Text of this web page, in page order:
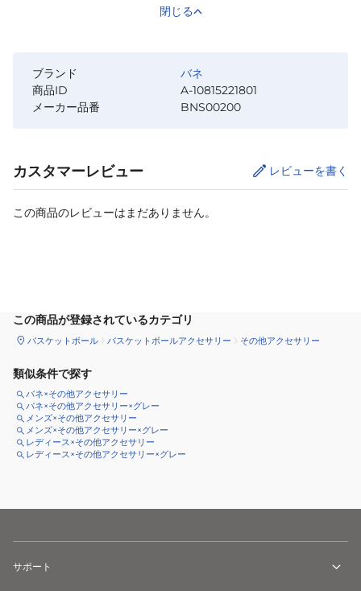
閉じる
ブランド
バネ
商品ID
A-10815221801
メーカー品番
BNS00200
カスタマーレビュー レビューを書く
この商品のレビューはまだありません。
この商品が登録されているカテゴリ
バスケットボール バスケットボールアクセサリー その他アクセサリー
類似条件で探す
バネ×その他アクセサリー
バネ×その他アクセサリー×グレー
メンズ×その他アクセサリー
メンズ×その他アクセサリー×グレー
レディース×その他アクセサリー
レディース×その他アクセサリー×グレー
サポート